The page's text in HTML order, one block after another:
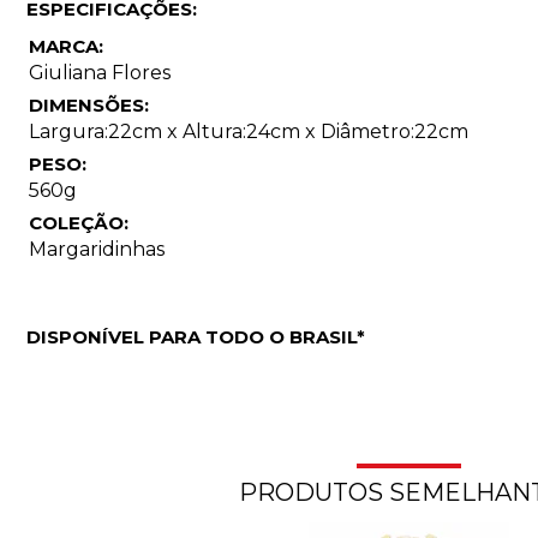
ESPECIFICAÇÕES:
MARCA:
Giuliana Flores
DIMENSÕES:
Largura:22cm x Altura:24cm x Diâmetro:22cm
PESO:
560g
COLEÇÃO:
Margaridinhas
DISPONÍVEL PARA TODO O BRASIL*
PRODUTOS